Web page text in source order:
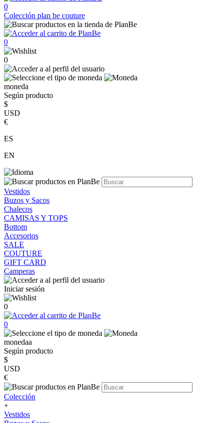
0
Colección plan be couture
0
0
moneda
Según producto
$
USD
€
ES
EN
Vestidos
Buzos y Sacos
Chalecos
CAMISAS Y TOPS
Bottom
Accesorios
SALE
COUTURE
GIFT CARD
Camperas
Iniciar sesión
0
0
monedaa
Según producto
$
USD
€
Colección
+
Vestidos